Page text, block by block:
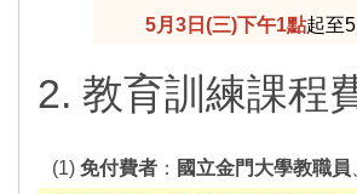
5月3日(三)下午1點起至
2. 教育訓練課程
(1) 免付費者： 國立金門大學教職員